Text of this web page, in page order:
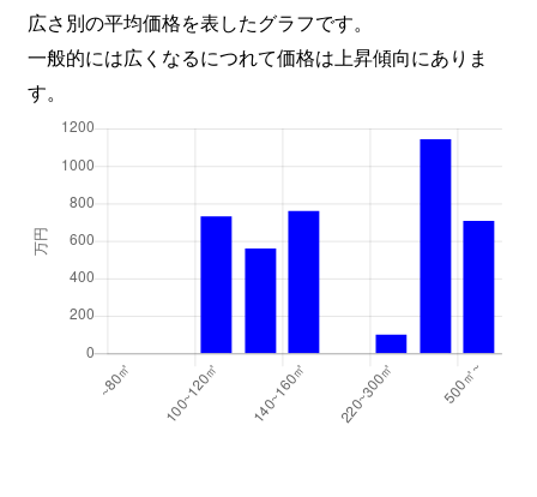
広さ別の平均価格を表したグラフです。
一般的には広くなるにつれて価格は上昇傾向にありま
す。